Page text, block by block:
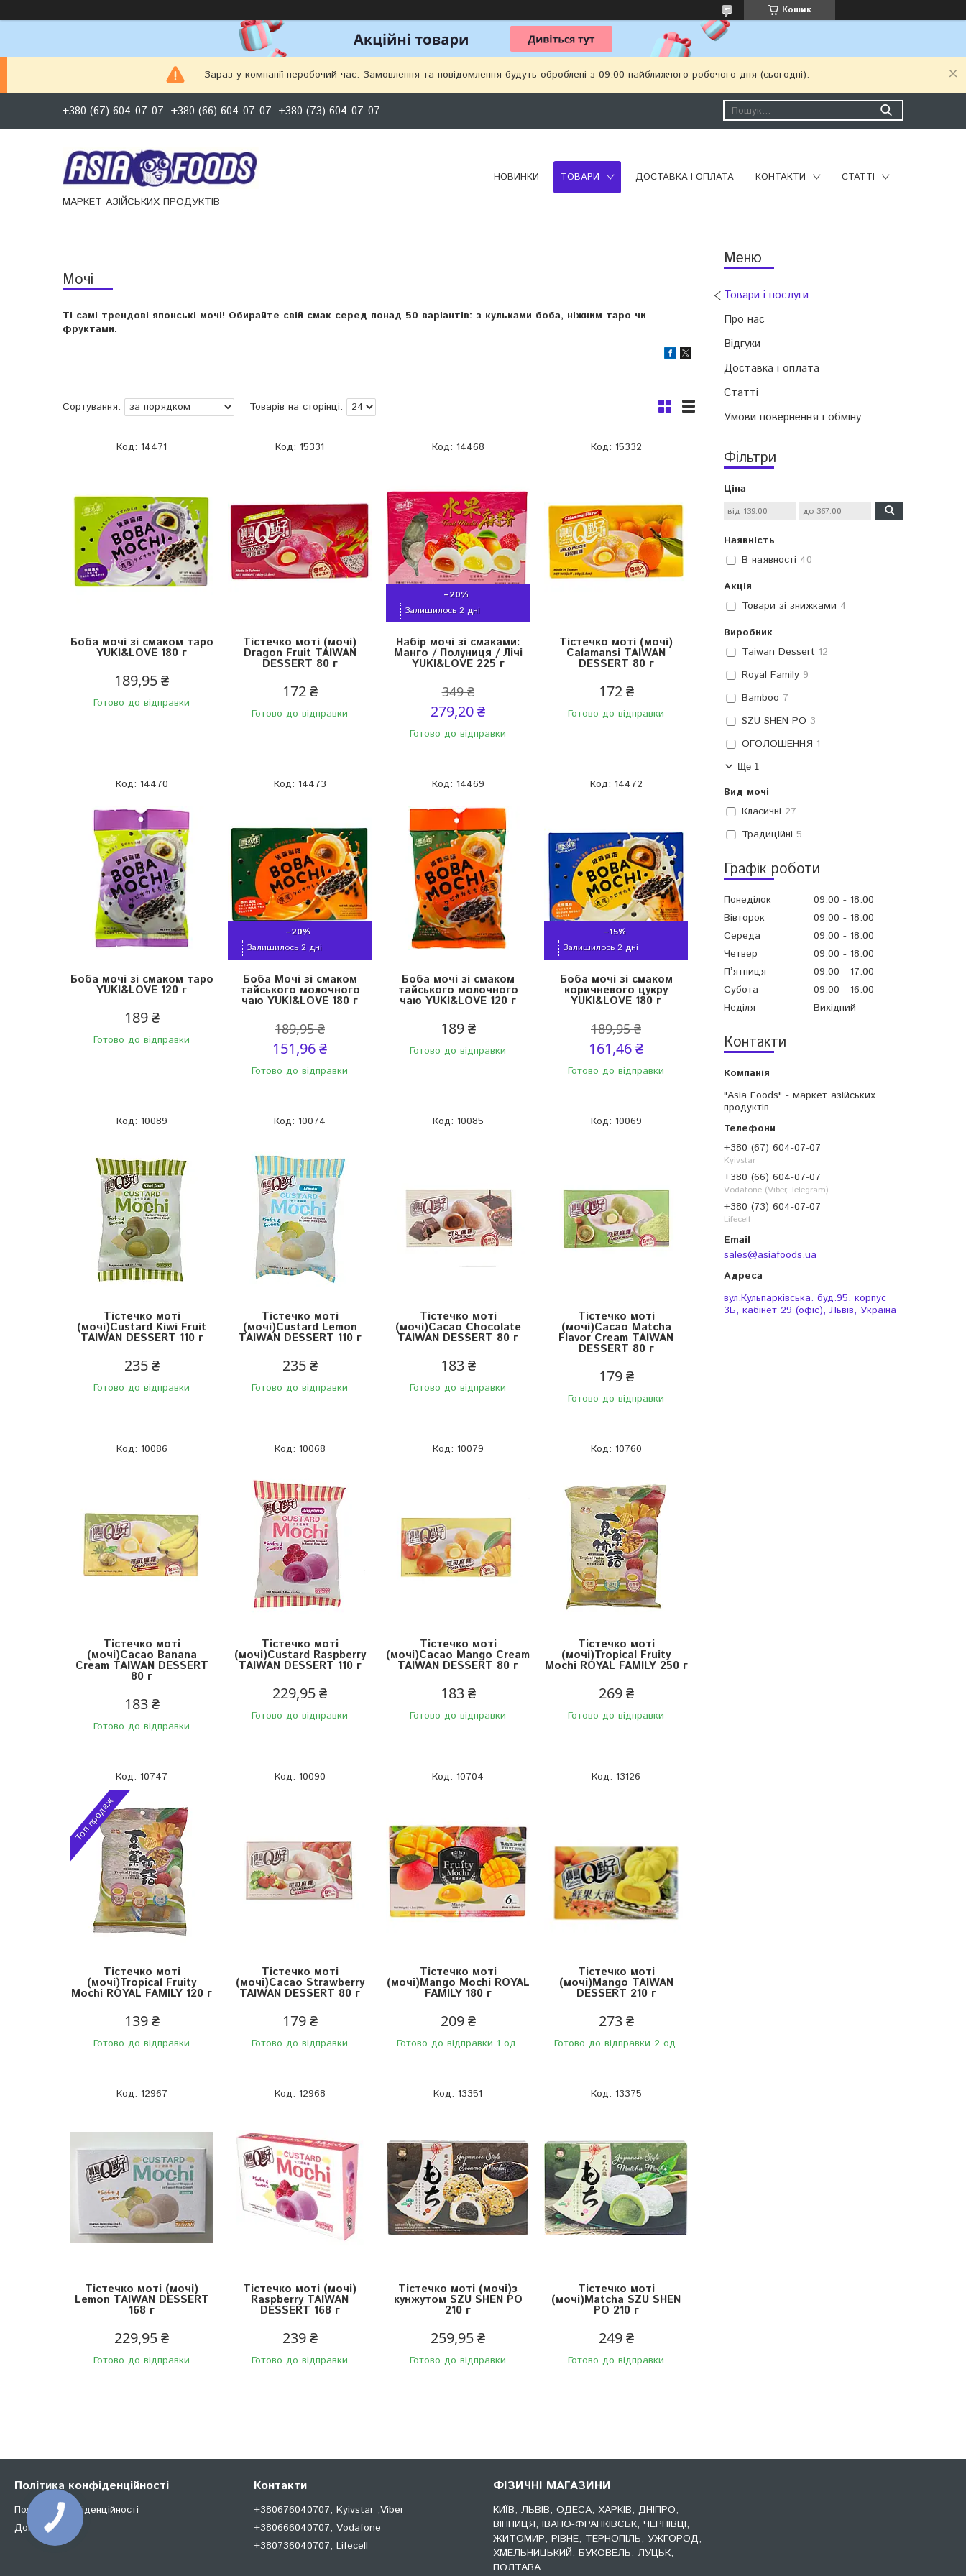
Кошик
Зараз у компанії неробочий час. Замовлення та повідомлення будуть оброблені з 09:00 найближчого робочого дня (сьогодні).
+380 (67) 604-07-07 +380 (66) 604-07-07 +380 (73) 604-07-07
МАРКЕТ АЗІЙСЬКИХ ПРОДУКТІВ
НОВИНКИ ТОВАРИ ДОСТАВКА І ОПЛАТА КОНТАКТИ СТАТТІ
Товари і послуги
Про нас
Відгуки
Доставка і оплата
Статті
Умови повернення і обміну
Фільтри
Ціна
Наявність
В наявності 40
Акція
Товари зі знижками 4
Виробник
Taiwan Dessert 12
Royal Family 9
Bamboo 7
SZU SHEN PO 3
ОГОЛОШЕННЯ 1
Ще 1
Вид мочі
Класичні 27
Традиційні 5
Графік роботи
Понеділок 09:00
18:00
Вівторок
09:00
18:00
Середа
09:00
18:00
Четвер
09:00
18:00
Пʼятниця
09:00
17:00
Субота
09:00
16:00
Неділя
Вихідний
Контакти
"Asia Foods" - маркет азійських
продуктів
+380 (67) 604-07-07
Kyivstar
+380 (66) 604-07-07
Vodafone (Viber, Telegram)
+380 (73) 604-07-07
Lifecell
sales@asiafoods.ua
вул.Кульпарківська. буд.95, корпус
3Б, кабінет 29 (офіс), Львів, Україна
Мочі
Ті самі трендові японські мочі! Обирайте свій смак серед понад 50 варіантів: з кульками боба, ніжним таро чи
фруктами.
14471
Боба мочі зі смаком таро
YUKI&LOVE 180 г
189,95 ₴
Готово до відправки
15331
Тістечко моті (мочі)
Dragon Fruit TAIWAN
DESSERT 80 г
172 ₴
Готово до відправки
14468
–20%
Залишилось 2 дні
Набір мочі зі смаками:
Манго / Полуниця / Лічі
YUKI&LOVE 225 г
349 ₴
279,20 ₴
Готово до відправки
15332
Тістечко моті (мочі)
Calamansi TAIWAN
DESSERT 80 г
172 ₴
Готово до відправки
14470
Боба мочі зі смаком таро
YUKI&LOVE 120 г
189 ₴
Готово до відправки
14473
–20%
Залишилось 2 дні
Боба Мочі зі смаком
тайського молочного
чаю YUKI&LOVE 180 г
189,95 ₴
151,96 ₴
Готово до відправки
14469
Боба мочі зі смаком
тайського молочного
чаю YUKI&LOVE 120 г
189 ₴
Готово до відправки
14472
–15%
Залишилось 2 дні
Боба мочі зі смаком
коричневого цукру
YUKI&LOVE 180 г
189,95 ₴
161,46 ₴
Готово до відправки
10089
Тістечко моті
(мочі)Custard Kiwi Fruit
TAIWAN DESSERT 110 г
235 ₴
Готово до відправки
10074
Тістечко моті
(мочі)Custard Lemon
TAIWAN DESSERT 110 г
235 ₴
Готово до відправки
10085
Тістечко моті
(мочі)Cacao Chocolate
TAIWAN DESSERT 80 г
183 ₴
Готово до відправки
10069
Тістечко моті
(мочі)Cacao Matcha
Flavor Cream TAIWAN
DESSERT 80 г
179 ₴
Готово до відправки
10086
Тістечко моті
(мочі)Cacao Banana
Cream TAIWAN DESSERT
80 г
183 ₴
Готово до відправки
10068
Тістечко моті
(мочі)Custard Raspberry
TAIWAN DESSERT 110 г
229,95 ₴
Готово до відправки
10079
Тістечко моті
(мочі)Cacao Mango Cream
TAIWAN DESSERT 80 г
183 ₴
Готово до відправки
10760
Тістечко моті
(мочі)Tropical Fruity
Mochi ROYAL FAMILY 250 г
269 ₴
Готово до відправки
10747
Топ продаж
Тістечко моті
(мочі)Tropical Fruity
Mochi ROYAL FAMILY 120 г
139 ₴
Готово до відправки
10090
Тістечко моті
(мочі)Cacao Strawberry
TAIWAN DESSERT 80 г
179 ₴
Готово до відправки
10704
Тістечко моті
(мочі)Mango Mochi ROYAL
FAMILY 180 г
209 ₴
Готово до відправки 1 од.
13126
Тістечко моті
(мочі)Mango TAIWAN
DESSERT 210 г
273 ₴
Готово до відправки 2 од.
12967
Тістечко моті (мочі)
Lemon TAIWAN DESSERT
168 г
229,95 ₴
Готово до відправки
12968
Тістечко моті (мочі)
Raspberry TAIWAN
DESSERT 168 г
239 ₴
Готово до відправки
13351
Тістечко моті (мочі)з
кунжутом SZU SHEN PO
210 г
259,95 ₴
Готово до відправки
13375
Тістечко моті
(мочі)Matcha SZU SHEN
PO 210 г
249 ₴
Готово до відправки
Політика конфіденційності
Політика конфіденційності
Документи
Контакти
+380676040707, Kyivstar ,Viber
+380666040707, Vodafone
+380736040707, Lifecell
ФІЗИЧНІ МАГАЗИНИ
КИЇВ, ЛЬВІВ, ОДЕСА, ХАРКІВ, ДНІПРО,
ВІННИЦЯ, ІВАНО-ФРАНКІВСЬК, ЧЕРНІВЦІ,
ЖИТОМИР, РІВНЕ, ТЕРНОПІЛЬ, УЖГОРОД,
ХМЕЛЬНИЦЬКИЙ, БУКОВЕЛЬ, ЛУЦЬК,
ПОЛТАВА